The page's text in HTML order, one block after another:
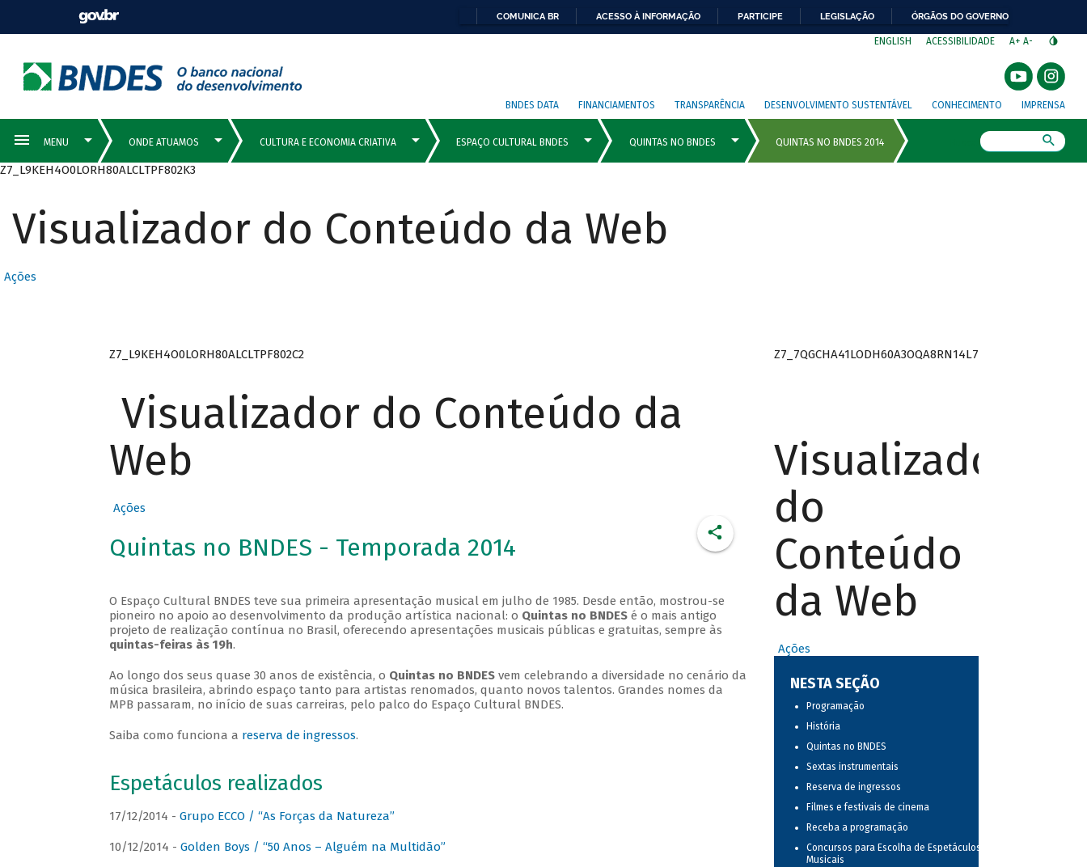
COMUNICA BR ACESSO À INFORMAÇÃO PARTICIPE LEGISLAÇÃO ÓRGÃOS DO GOVERNO
ENGLISH ACESSIBILIDADE A+ A-
BNDES DATA FINANCIAMENTOS TRANSPARÊNCIA DESENVOLVIMENTO SUSTENTÁVEL CONHECIMENTO IMPRENSA
Z7_L9KEH4O0LORH80ALCLTPF802K3
Visualizador do Conteúdo da Web
Ações
Z7_L9KEH4O0LORH80ALCLTPF802C2
Visualizador do Conteúdo da
Web
Ações
Quintas no BNDES - Temporada 2014
O Espaço Cultural BNDES teve sua primeira apresentação musical em julho de 1985. Desde então, mostrou-se
pioneiro no apoio ao desenvolvimento da produção artística nacional: o Quintas no BNDESé o mais antigo
projeto de realização contínua no Brasil, oferecendo apresentações musicais públicas e gratuitas, sempre às
quintas-feiras às 19h.
Ao longo dos seus quase 30 anos de existência, o Quintas no BNDESvem celebrando a diversidade no cenário da
música brasileira, abrindo espaço tanto para artistas renomados, quanto novos talentos. Grandes nomes da
MPB passaram, no início de suas carreiras, pelo palco do Espaço Cultural BNDES.
Saiba como funciona a reserva de ingressos.
Espetáculos realizados
17/12/2014 - Grupo ECCO / “As Forças da Natureza”
10/12/2014 - Golden Boys / “50 Anos – Alguém na Multidão”
Z7_7QGCHA41LODH60A3OQA8RN14L7
Visualizador
do
Conteúdo
da Web
Ações
NESTA SEÇÃO
Programação
História
Quintas no BNDES
Sextas instrumentais
Reserva de ingressos
Filmes e festivais de cinema
Receba a programação
Concursos para Escolha de Espetáculos
Musicais